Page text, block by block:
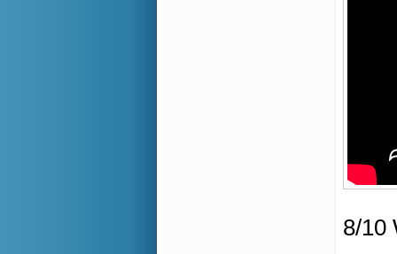
8/10